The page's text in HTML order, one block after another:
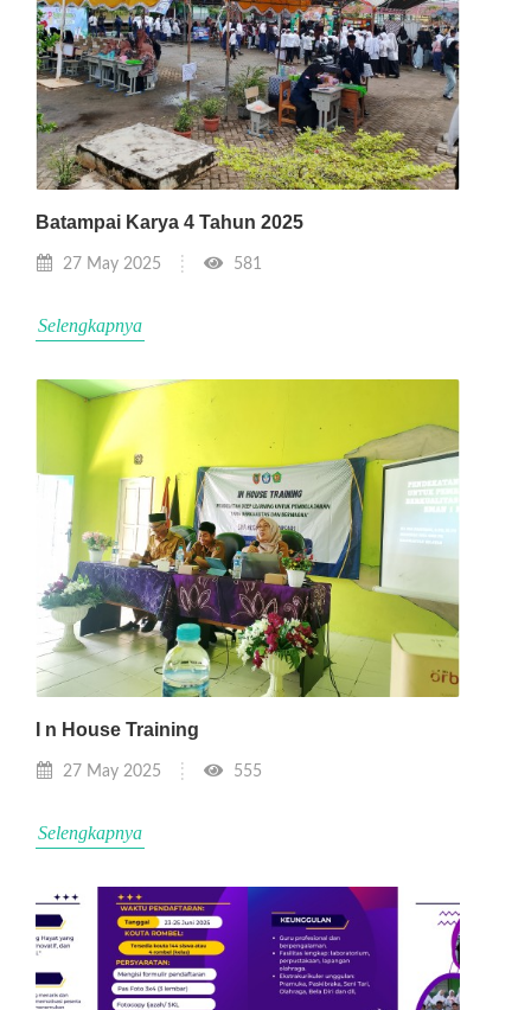
Batampai Karya 4 Tahun 2025
27 May 2025 581
Selengkapnya
I n House Training
27 May 2025 555
Selengkapnya